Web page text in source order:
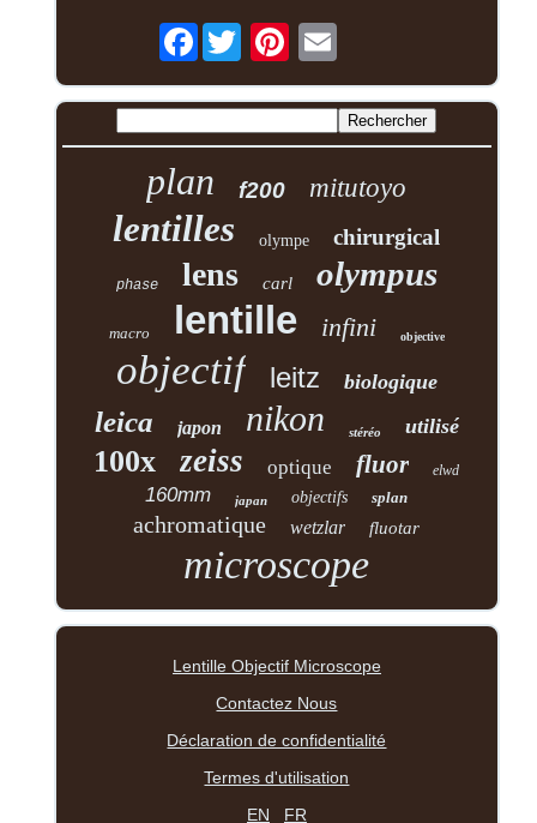
Facebook
plan f200 mitutoyo
lentilles olympe chirurgical
phase lens carl olympus
macro lentille infini objective
objectif leitz biologique
leica japon nikon stéréo utilisé
100x zeiss optique fluor elwd
160mm japan objectifs splan
achromatique wetzlar fluotar
microscope
Lentille Objectif Microscope
Contactez Nous
Déclaration de confidentialité
Termes d'utilisation
EN
FR